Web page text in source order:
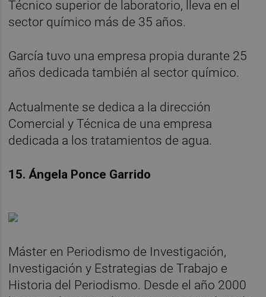
Técnico superior de laboratorio, lleva en el
sector químico más de 35 años.
García tuvo una empresa propia durante 25
años dedicada también al sector químico.
Actualmente se dedica a la dirección
Comercial y Técnica de una empresa
dedicada a los tratamientos de agua.
15. Ángela Ponce Garrido
Máster en Periodismo de Investigación,
Investigación y Estrategias de Trabajo e
Historia del Periodismo. Desde el año 2000